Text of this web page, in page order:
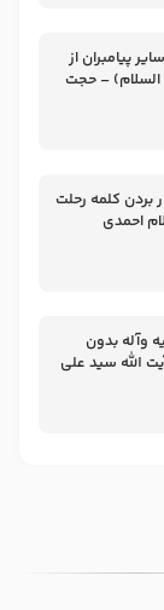
پیامبران از
السلام) – حجت
بردن کلمه رحلت
احمدی
وآله بدون
الله سید علی